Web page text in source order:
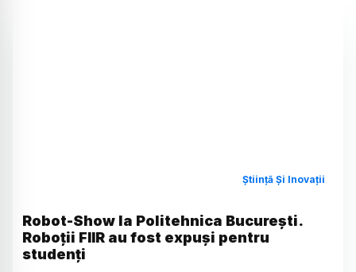
Știință Și Inovații
Robot-Show la Politehnica București.
Roboții FIIR au fost expuși pentru
studenți